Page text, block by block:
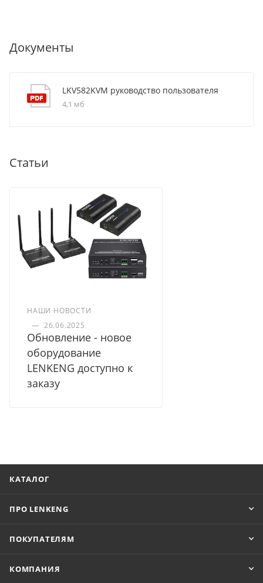
Документы
LKV582KVM руководство пользователя
4,1 мб
Статьи
НАШИ НОВОСТИ
— 26.06.2025
Обновление - новое
оборудование
LENKENG доступно к
заказу
КАТАЛОГ
ПРО LENKENG
ПОКУПАТЕЛЯМ
КОМПАНИЯ